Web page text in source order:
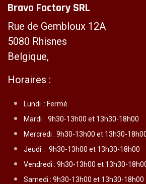
Bravo Factory SRL
Rue de Gembloux 12A
5080 Rhisnes
Belgique,
Horaires :
Lundi : Fermé
Mardi : 9h30-13h00 et 13h30-18h00
Mercredi : 9h30-13h00 et 13h30-
Jeudi : 9h30-13h00 et 13h30-18h00
Vendredi : 9h30-13h00 et 13h30-
Samedi : 9h30-13h00 et 13h30-18h00